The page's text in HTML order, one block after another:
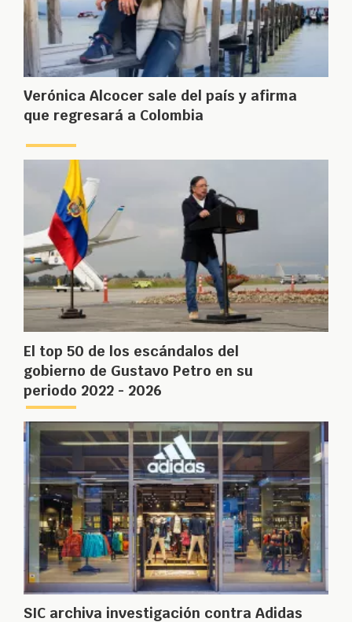
Verónica Alcocer sale del país y afirma
que regresará a Colombia
El top 50 de los escándalos del
gobierno de Gustavo Petro en su
periodo 2022 - 2026
SIC archiva investigación contra Adidas